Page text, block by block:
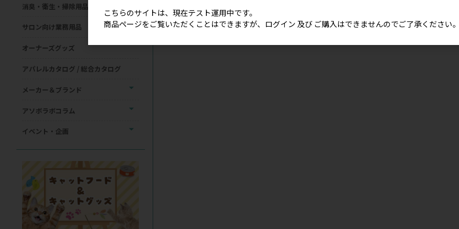
消臭・衛生・掃除用品
サロン向け業務用品
オーナーズグッズ
アパレルカタログ / 総合カタログ
メーカー＆ブランド
アソボラボコラム
イベント・企画
こちらのサイトは、現在テスト運用中です。
商品ページをご覧いただくことはできますが、ログイン 及び ご購入はできませんのでご了承ください